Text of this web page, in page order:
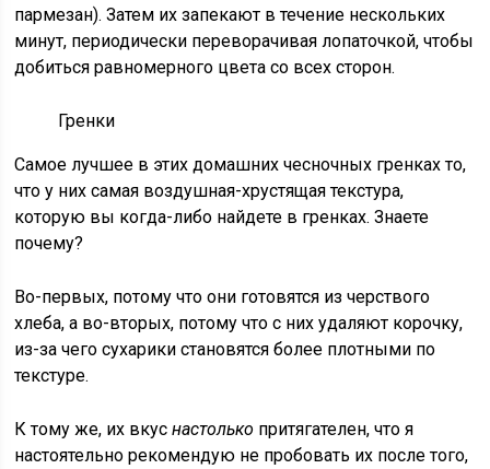
пармезан). Затем их запекают в течение нескольких
минут, периодически переворачивая лопаточкой, чтобы
добиться равномерного цвета со всех сторон.
Гренки
Самое лучшее в этих домашних чесночных гренках то,
что у них самая воздушная-хрустящая текстура,
которую вы когда-либо найдете в гренках. Знаете
почему?
Во-первых, потому что они готовятся из черствого
хлеба, а во-вторых, потому что с них удаляют корочку,
из-за чего сухарики становятся более плотными по
текстуре.
К тому же, их вкуснастолько притягателен, что я
настоятельно рекомендую не пробовать их после того,